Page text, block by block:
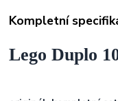
Kompletní
Lego Duplo